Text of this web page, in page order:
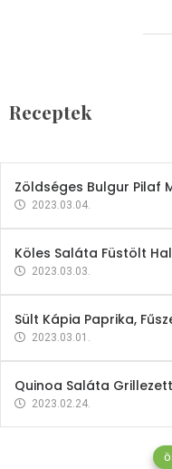
Receptek
2023.03.06.
Zöldséges Bulgur Pilaf
2023.03.04.
Köles Saláta Füstölt
2023.03.03.
Sült Kápia Paprika,
2023.03.01.
Quinoa Saláta
2023.02.24.
Gyógynövények